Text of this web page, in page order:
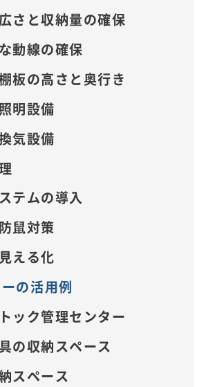
さと収納量の確保
動線の確保
板の高さと奥行き
明設備
気設備
テムの導入
鼠対策
える化
の活用例
ック管理センター
の収納スペース
スペース